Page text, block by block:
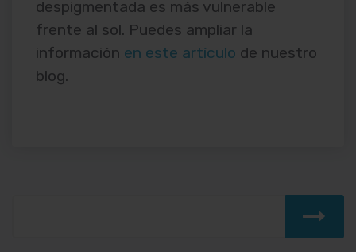
despigmentada es más vulnerable
frente al sol. Puedes ampliar la
información en este artículo de nuestro
blog.